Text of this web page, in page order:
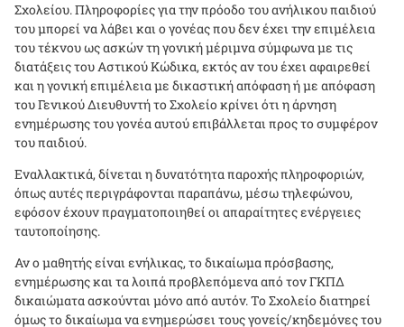
Σχολείου. Πληροφορίες για την πρόοδο του ανήλικου παιδιού
του μπορεί να λάβει και ο γονέας που δεν έχει την επιμέλεια
του τέκνου ως ασκών τη γονική μέριμνα σύμφωνα με τις
διατάξεις του Αστικού Κώδικα, εκτός αν του έχει αφαιρεθεί
και η γονική επιμέλεια με δικαστική απόφαση ή με απόφαση
του Γενικού Διευθυντή το Σχολείο κρίνει ότι η άρνηση
ενημέρωσης του γονέα αυτού επιβάλλεται προς το συμφέρον
του παιδιού.
Εναλλακτικά, δίνεται η δυνατότητα παροχής πληροφοριών,
όπως αυτές περιγράφονται παραπάνω, μέσω τηλεφώνου,
εφόσον έχουν πραγματοποιηθεί οι απαραίτητες ενέργειες
ταυτοποίησης.
Αν ο μαθητής είναι ενήλικας, το δικαίωμα πρόσβασης,
ενημέρωσης και τα λοιπά προβλεπόμενα από τον ΓΚΠΔ
δικαιώματα ασκούνται μόνο από αυτόν. Το Σχολείο διατηρεί
όμως το δικαίωμα να ενημερώσει τους γονείς/κηδεμόνες του